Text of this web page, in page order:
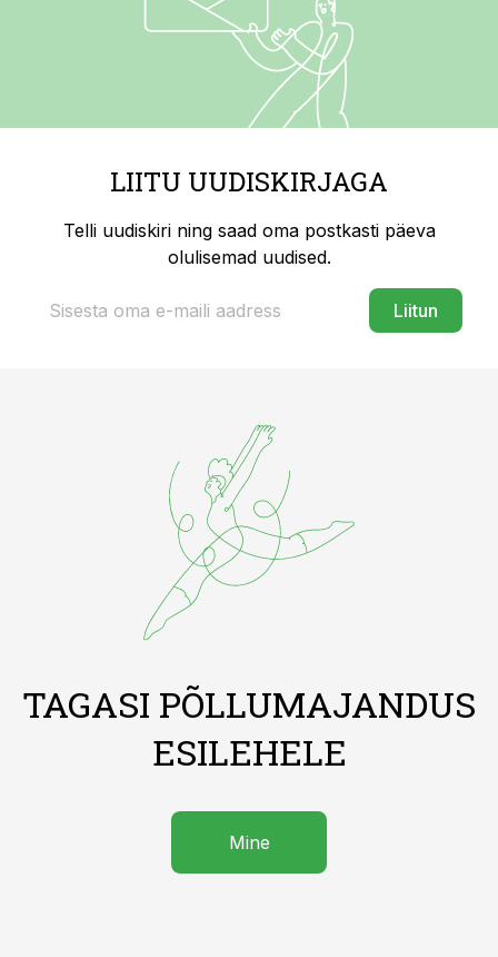
LIITU UUDISKIRJAGA
Telli uudiskiri ning saad oma postkasti päeva
olulisemad uudised.
Liitun
TAGASI PÕLLUMAJANDUS
ESILEHELE
Mine